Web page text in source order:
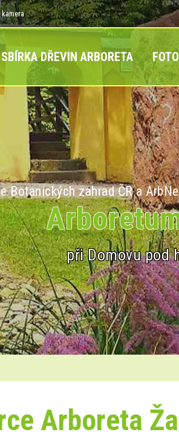
kamera
SBÍRKA DŘEVIN ARBORETA
Botanických zahrad ČR a
při Domovu pod
Arboreta